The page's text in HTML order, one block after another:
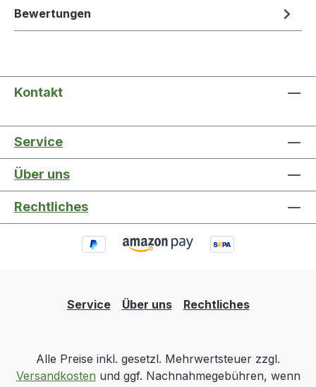
Bewertungen
Kontakt
Service
Über uns
Rechtliches
Service Über uns Rechtliches
Alle Preise inkl. gesetzl. Mehrwertsteuer zzgl.
Versandkosten und ggf. Nachnahmegebühren, wenn